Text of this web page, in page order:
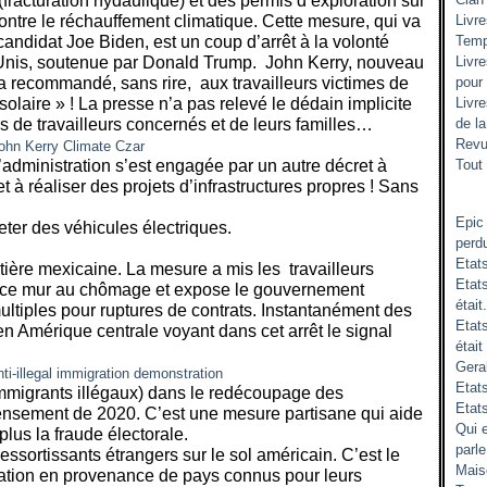
le réchauffement climatique. Cette mesure, qui va
Joe Biden, est un coup d’arrêt à la volonté
soutenue par Donald Trump. John Kerry, nouveau
recommandé, sans rire, aux travailleurs victimes de
» ! La presse n’a pas relevé le dédain implicite
de travailleurs concernés et de leurs familles…
s’est engagée par un autre décret à
à réaliser des projets d’infrastructures propres ! Sans
des véhicules électriques.
mexicaine. La mesure a mis les travailleurs
mur au chômage et expose le gouvernement
pour ruptures de contrats. Instantanément des
Amérique centrale voyant dans cet arrêt le signal
illégaux) dans le redécoupage des
de 2020. C’est une mesure partisane qui aide
la fraude électorale.
étrangers sur le sol américain. C’est le
en provenance de pays connus pour leurs
pour
de
Tout
était.
était
Qui